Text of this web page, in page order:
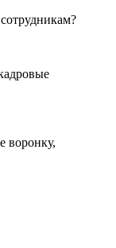
воронку,